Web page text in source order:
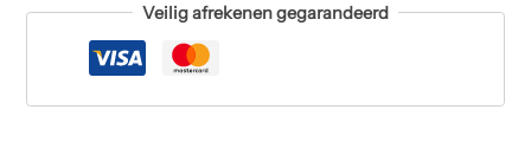
Veilig afrekenen gegarandeerd